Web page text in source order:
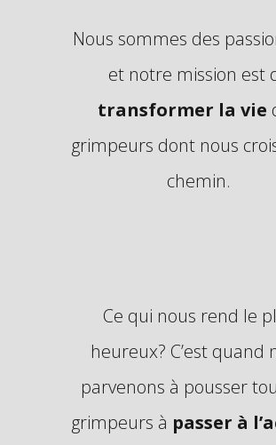
Nous sommes des
et notre mission est
transformer la vie
grimpeurs dont nous
chemin.
Ce qui nous rend le
heureux? C’est quand
parvenons à pousser
grimpeurs à passer à